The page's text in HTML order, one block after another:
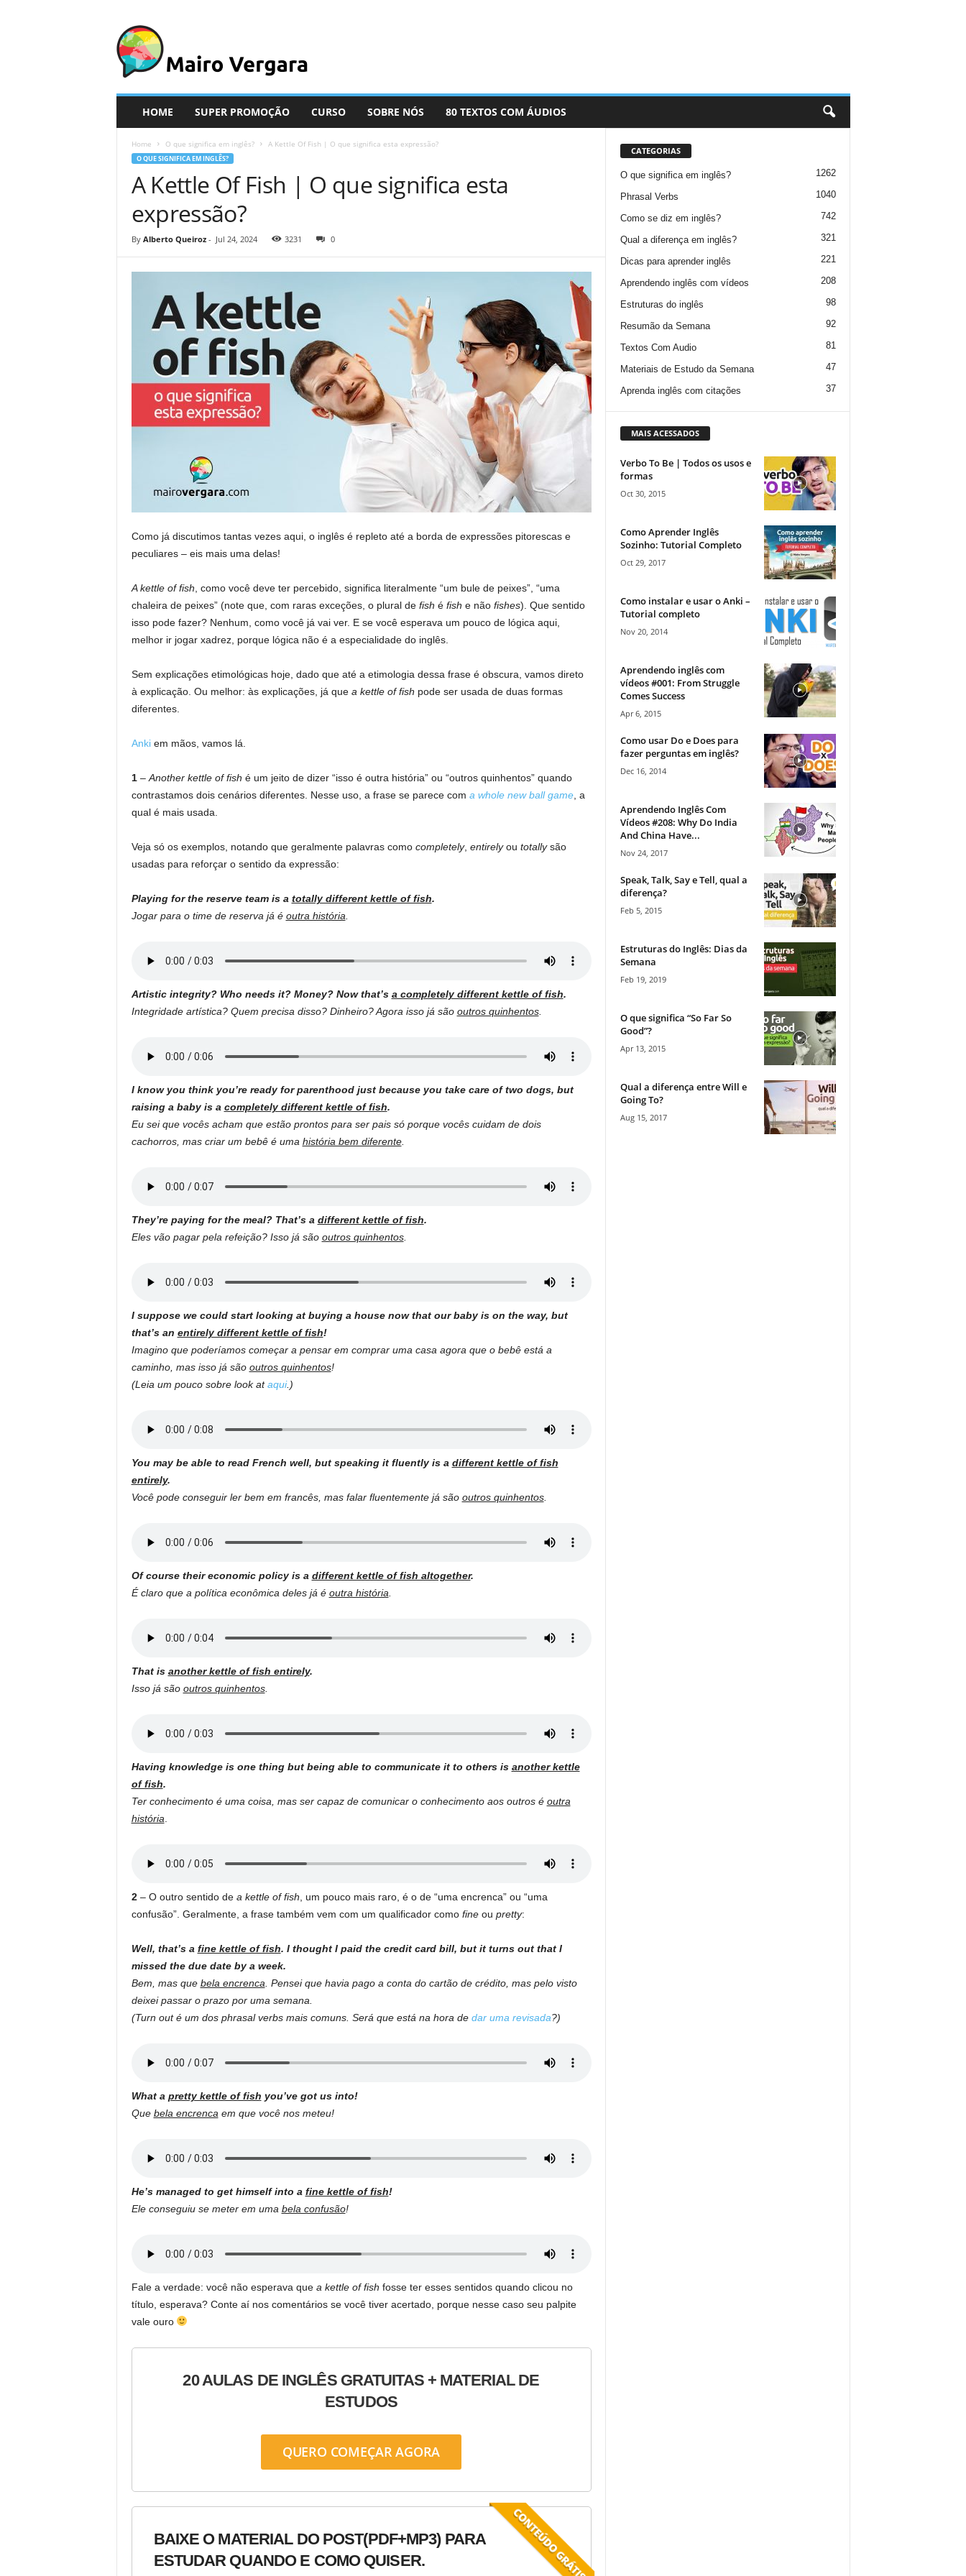
i
r
HOME SUPER PROMOÇÃO CURSO SOBRE NÓS 80 TEXTOS COM ÁUDIOS
Home O que significa em inglês? A Kettle Of Fish | O que significa esta expressão?
O QUE SIGNIFICA EM INGLÊS?
A Kettle Of Fish | O que significa esta
expressão?
By Alberto Queiroz- Jul 24, 2024 3231 0
Como já discutimos tantas vezes aqui, o inglês é repleto até a borda de expressões pitorescas e
peculiares – eis mais uma delas!
A kettle of fish , como você deve ter percebido, significa literalmente “um bule de peixes”, “uma
chaleira de peixes” (note que, com raras exceções, o plural de fish é fish e não fishes). Que sentido
isso pode fazer? Nenhum, como você já vai ver. E se você esperava um pouco de lógica aqui,
melhor ir jogar xadrez, porque lógica não é a especialidade do inglês.
Sem explicações etimológicas hoje, dado que até a etimologia dessa frase é obscura, vamos direto
à explicação. Ou melhor: às explicações, já que a kettle of fish pode ser usada de duas formas
diferentes.
Ankiem mãos, vamos lá.
1– Another kettle of fish é um jeito de dizer “isso é outra história” ou “outros quinhentos” quando
contrastamos dois cenários diferentes. Nesse uso, a frase se parece com a whole new ball game, a
qual é mais usada.
Veja só os exemplos, notando que geralmente palavras comocompletely, entirelyou totallysão
usadas para reforçar o sentido da expressão:
Playing for the reserve team is a totally different kettle of fish.
Jogar para o time de reserva já é outra história
Artistic integrity? Who needs it? Money? Now that’s a completely different kettle of fish.
Integridade artística? Quem precisa disso? Dinheiro? Agora isso já são outros quinhentos.
I know you think you’re ready for parenthood just because you take care of two dogs, but
raising a baby is a completely different kettle of fish.
Eu sei que vocês acham que estão prontos para ser pais só porque vocês cuidam de dois
cachorros, mas criar um bebê é uma história bem diferente.
They’re paying for the meal? That’s a different kettle of fish.
Eles vão pagar pela refeição? Isso já são outros quinhentos.
I suppose we could start looking at buying a house now that our baby is on the way, but
that’s an entirely different kettle of fish!
Imagino que poderíamos começar a pensar em comprar uma casa agora que o bebê está a
caminho, mas isso já são outros quinhentos!
(Leia um pouco sobre look ataqui.)
You may be able to read French well, but speaking it fluently is a different kettle of fish
entirely.
Você pode conseguir ler bem em francês, mas falar fluentemente já são outros quinhentos.
Of course their economic policy is a different kettle of fish altogether.
É claro que a política econômica deles já é outra história
That is another kettle of fish entirely.
Isso já são outros quinhentos.
Having knowledge is one thing but being able to communicate it to others is another kettle
of fish.
Ter conhecimento é uma coisa, mas ser capaz de comunicar o conhecimento aos outros é outra
história
2– O outro sentido de a kettle of fish , um pouco mais raro, é o de “uma encrenca” ou “uma
confusão”. Geralmente, a frase também vem com um qualificador como fineou pretty:
Well, that’s a fine kettle of fish. I thought I paid the credit card bill, but it turns out that I
missed the due date by a week.
Bem, mas que bela encrenca . Pensei que havia pago a conta do cartão de crédito, mas pelo visto
deixei passar o prazo por uma semana.
(Turn out é um dos phrasal verbs mais comuns. Será que está na hora de dar uma revisada?)
What a pretty kettle of fish you’ve got us into!
Que bela encrenca em que você nos meteu!
He’s managed to get himself into a fine kettle of fish!
Ele conseguiu se meter em uma bela confusão!
Fale a verdade: você não esperava que a kettle of fish fosse ter esses sentidos quando clicou no
título, esperava? Conte aí nos comentários se você tiver acertado, porque nesse caso seu palpite
vale ouro
20 AULAS DE INGLÊS GRATUITAS + MATERIAL DE
ESTUDOS
QUERO COMEÇAR AGORA
BAIXE O MATERIAL DO POST(PDF+MP3) PARA
ESTUDAR QUANDO E COMO QUISER.
CATEGORIAS
O que significa em inglês? 1262
Phrasal Verbs 1040
Como se diz em inglês? 742
Qual a diferença em inglês? 321
Dicas para aprender inglês 221
Aprendendo inglês com vídeos 208
Estruturas do inglês 98
Resumão da Semana 92
Textos Com Audio 81
Materiais de Estudo da Semana 47
Aprenda inglês com citações 37
MAIS ACESSADOS
Verbo To Be | Todos os usos e
formas
Oct 30, 2015
Como Aprender Inglês
Sozinho: Tutorial Completo
Oct 29, 2017
Como instalar e usar o Anki –
Tutorial completo
Nov 20, 2014
Aprendendo inglês com
vídeos #001: From Struggle
Comes Success
Apr 6, 2015
Como usar Do e Does para
fazer perguntas em inglês?
Dec 16, 2014
Aprendendo Inglês Com
Vídeos #208: Why Do India
And China Have...
Nov 24, 2017
Speak, Talk, Say e Tell, qual a
diferença?
Feb 5, 2015
Estruturas do Inglês: Dias da
Semana
Feb 19, 2019
O que significa “So Far So
Good”?
Apr 13, 2015
Qual a diferença entre Will e
Going To?
Aug 15, 2017